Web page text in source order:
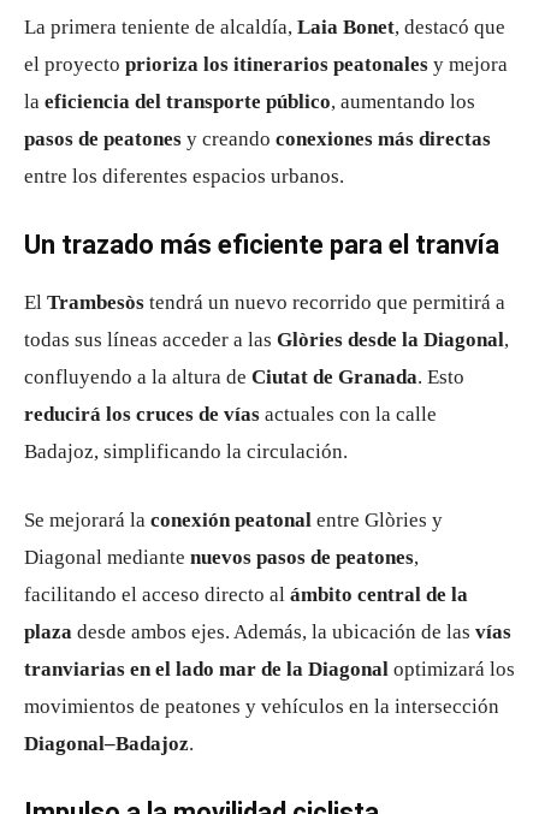
La primera teniente de alcaldía, Laia Bonet, destacó que
el proyecto prioriza los itinerarios peatonales y mejora
la eficiencia del transporte público, aumentando los
pasos de peatones y creando conexiones más directas
entre los diferentes espacios urbanos.
Un trazado más eficiente para el tranvía
El Trambesòs tendrá un nuevo recorrido que permitirá a
todas sus líneas acceder a las Glòries desde la Diagonal,
confluyendo a la altura de Ciutat de Granada. Esto
reducirá los cruces de vías actuales con la calle
Badajoz, simplificando la circulación.
Se mejorará la conexión peatonal entre Glòries y
Diagonal mediante nuevos pasos de peatones,
facilitando el acceso directo al ámbito central de la
plaza desde ambos ejes. Además, la ubicación de las vías
tranviarias en el lado mar de la Diagonal optimizará los
movimientos de peatones y vehículos en la intersección
Diagonal–Badajoz.